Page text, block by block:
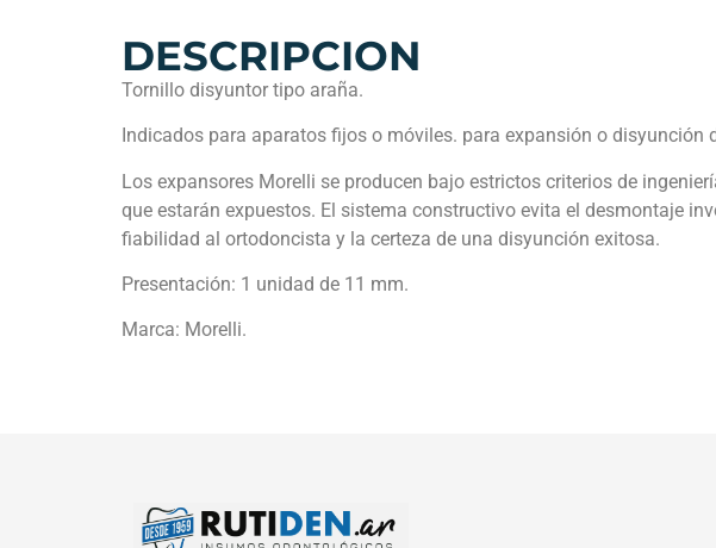
DESCRIPCION
Tornillo disyuntor tipo araña.
Indicados para aparatos fijos o móviles. para expansión o disyunción
Los expansores Morelli se producen bajo estrictos criterios de
que estarán expuestos. El sistema constructivo evita el desmontaje
fiabilidad al ortodoncista y la certeza de una disyunción exitosa.
Presentación: 1 unidad de 11 mm.
Marca: Morelli.